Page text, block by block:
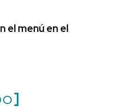
el menú en el